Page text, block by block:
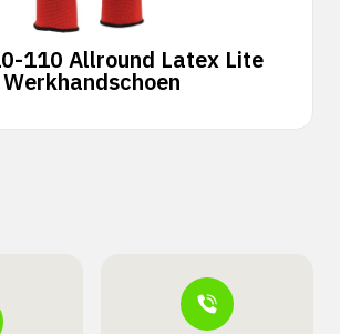
110 Allround Latex Lite
Werkhandschoen